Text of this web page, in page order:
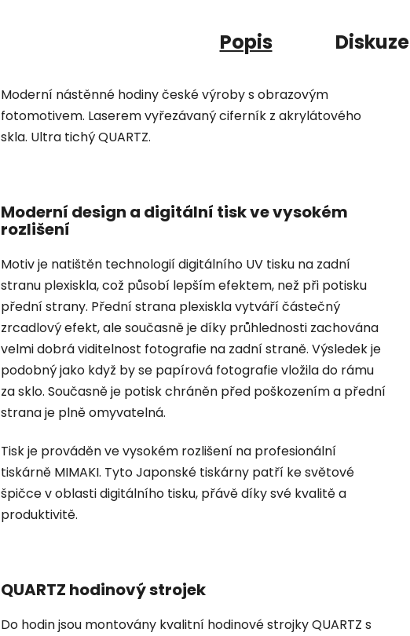
Popis Diskuze
Moderní nástěnné hodiny české výroby s obrazovým
fotomotivem. Laserem vyřezávaný ciferník z akrylátového
skla. Ultra tichý QUARTZ.
Moderní design a digitální tisk ve vysokém
rozlišení
Motiv je natištěn technologií digitálního UV tisku na zadní
stranu plexiskla, což působí lepším efektem, než při potisku
přední strany. Přední strana plexiskla vytváří částečný
zrcadlový efekt, ale současně je díky průhlednosti zachována
velmi dobrá viditelnost fotografie na zadní straně. Výsledek je
podobný jako když by se papírová fotografie vložila do rámu
za sklo. Současně je potisk chráněn před poškozením a přední
strana je plně omyvatelná.
Tisk je prováděn ve vysokém rozlišení na profesionální
tiskárně MIMAKI. Tyto Japonské tiskárny patří ke světové
špičce v oblasti digitálního tisku, přávě díky své kvalitě a
produktivitě.
QUARTZ hodinový strojek
Do hodin jsou montovány kvalitní hodinové strojky QUARTZ s